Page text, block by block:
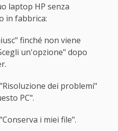
laptop HP senza
in fabbrica:
finché non viene
un'opzione" dopo
dei problemi"
PC".
i miei file".